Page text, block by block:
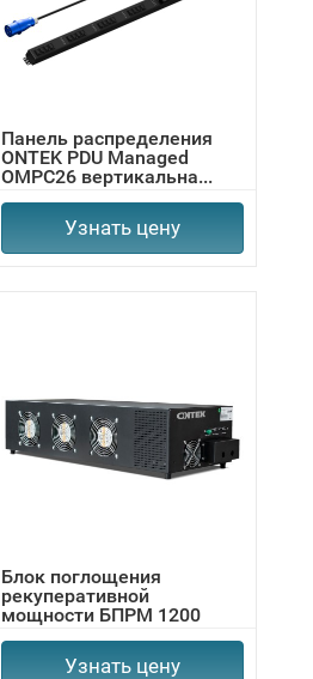
Панель распределения
ONTEK PDU Managed
OMPC26 вертикальна...
Узнать цену
Блок поглощения
рекуперативной
мощности БПРМ 1200
Узнать цену